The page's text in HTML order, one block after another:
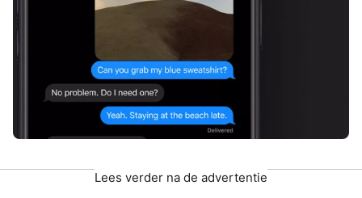
Lees verder na de advertentie